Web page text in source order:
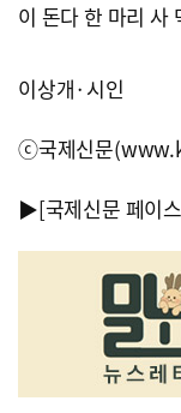
이 돈다 한 마리 사
이상개·시인
ⓒ국제신문
▶[국제신문 페이